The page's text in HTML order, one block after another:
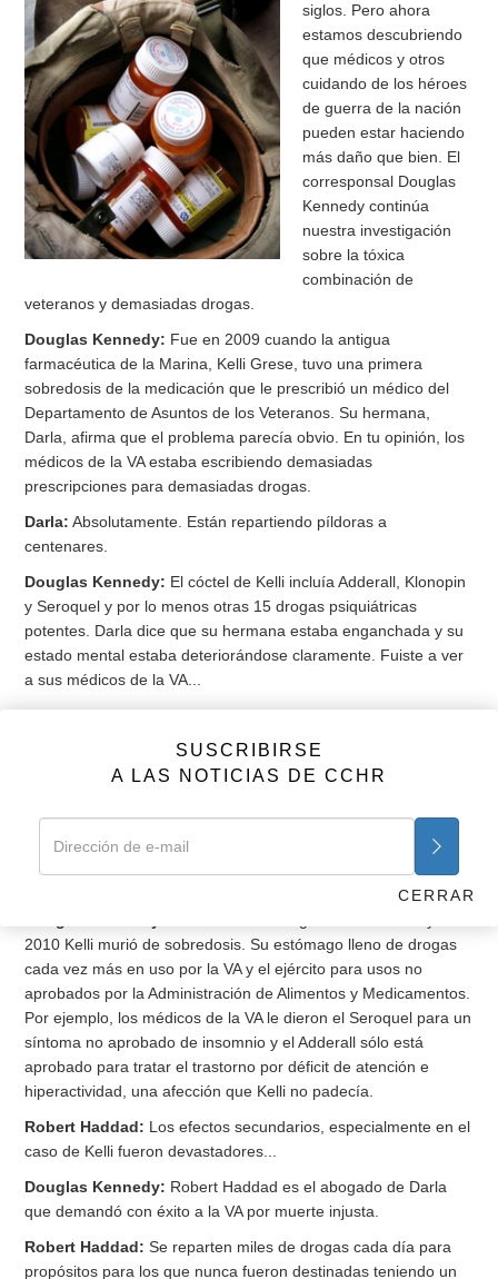
siglos. Pero ahora
estamos descubriendo
que médicos y otros
cuidando de los héroes
de guerra de la nación
pueden estar haciendo
más daño que bien. El
corresponsal Douglas
Kennedy continúa
nuestra investigación
sobre la tóxica
combinación de
veteranos y demasiadas drogas.
Douglas Kennedy: Fue en 2009 cuando la antigua
farmacéutica de la Marina, Kelli Grese, tuvo una primera
sobredosis de la medicación que le prescribió un médico del
Departamento de Asuntos de los Veteranos. Su hermana,
Darla, afirma que el problema parecía obvio. En tu opinión, los
médicos de la VA estaba escribiendo demasiadas
prescripciones para demasiadas drogas.
Darla: Absolutamente. Están repartiendo píldoras a
centenares.
Douglas Kennedy: El cóctel de Kelli incluía Adderall, Klonopin
y Seroquel y por lo menos otras 15 drogas psiquiátricas
potentes. Darla dice que su hermana estaba enganchada y su
estado mental estaba deteriorándose claramente. Fuiste a ver
a sus médicos de la VA...
Darla:Lo hice.
Y les dijiste que dejasen de prescribirle
todas esas drogas.
de hecho, irrumpí agresivamente en la oficina del Jefe del
Estado Mayor y le supliqué que hiciese que sus facultativos
2010 Kelli murió de sobredosis. Su estómago lleno de drogas
cada vez más en uso por la VA y el ejército para usos no
aprobados por la Administración de Alimentos y Medicamentos.
Por ejemplo, los médicos de la VA le dieron el Seroquel para un
síntoma no aprobado de insomnio y el Adderall sólo está
aprobado para tratar el trastorno por déficit de atención e
hiperactividad, una afección que Kelli no padecía.
Robert Haddad: Los efectos secundarios, especialmente en el
caso de Kelli fueron devastadores...
Douglas Kennedy: Robert Haddad es el abogado de Darla
que demandó con éxito a la VA por muerte injusta.
Robert Haddad: Se reparten miles de drogas cada día para
propósitos para los que nunca fueron destinadas teniendo un
SUSCRIBIRSE
A LAS NOTICIAS DE CCHR
CERRAR